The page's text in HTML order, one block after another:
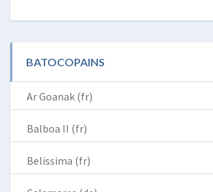
BATOCOPAINS
Ar Goanak (fr)
Balboa II (fr)
Belissima (fr)